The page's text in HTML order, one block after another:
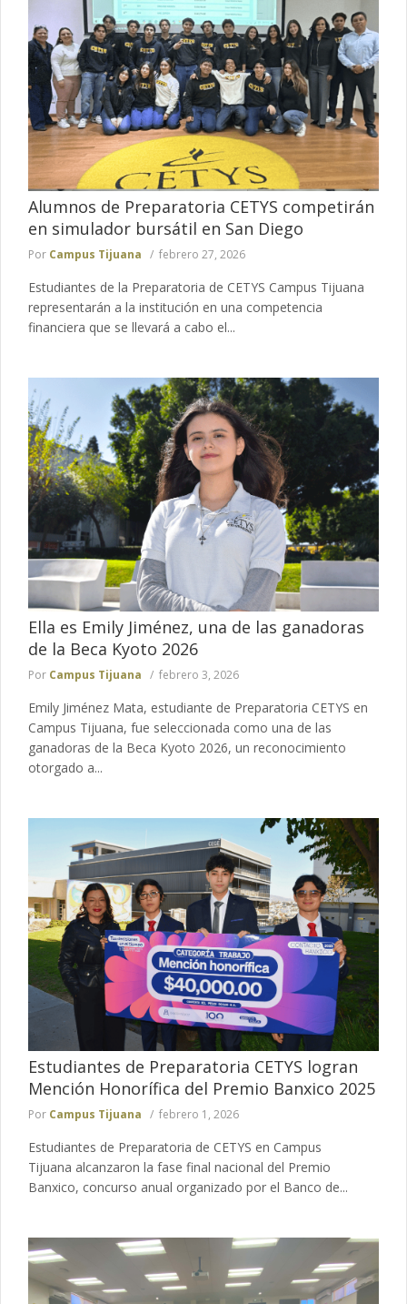
Alumnos de Preparatoria CETYS competirán
en simulador bursátil en San Diego
Por Campus Tijuana febrero 27, 2026
Estudiantes de la Preparatoria de CETYS Campus Tijuana
representarán a la institución en una competencia
financiera que se llevará a cabo el...
Ella es Emily Jiménez, una de las ganadoras
de la Beca Kyoto 2026
Por Campus Tijuana febrero 3, 2026
Emily Jiménez Mata, estudiante de Preparatoria CETYS en
Campus Tijuana, fue seleccionada como una de las
ganadoras de la Beca Kyoto 2026, un reconocimiento
otorgado a...
Estudiantes de Preparatoria CETYS logran
Mención Honorífica del Premio Banxico 2025
Por Campus Tijuana febrero 1, 2026
Estudiantes de Preparatoria de CETYS en Campus
Tijuana alcanzaron la fase final nacional del Premio
Banxico, concurso anual organizado por el Banco de...